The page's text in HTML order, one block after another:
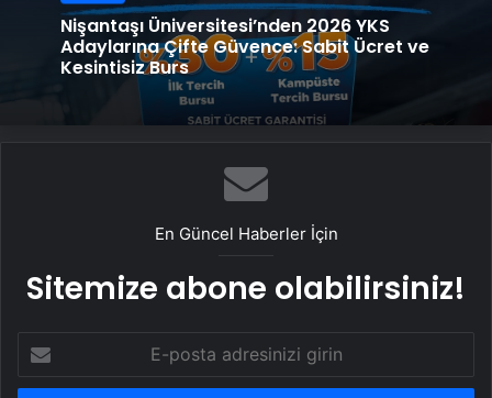
Nişantaşı Üniversitesi’nden 2026 YKS
Adaylarına Çifte Güvence: Sabit Ücret ve
Kesintisiz Burs
En Güncel Haberler İçin
Sitemize abone olabilirsiniz!
posta
adresinizi